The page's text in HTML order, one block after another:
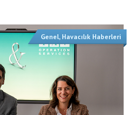
Genel, Havacılık Haberleri